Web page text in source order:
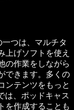
つは、マルチタ
上げソフトを使え
の作業をしながら
できます。多くの
ンテンツをもっと
は、ポッドキャス
を作成することも